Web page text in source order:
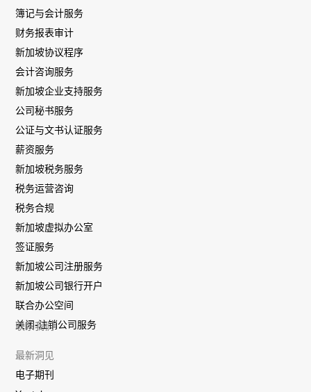
簿记与会计服务
财务报表审计
新加坡协议程序
会计咨询服务
新加坡企业支持服务
公司秘书服务
公证与文书认证服务
薪资服务
新加坡税务服务
税务运营咨询
税务合规
新加坡虚拟办公室
签证服务
新加坡公司注册服务
新加坡公司银行开户
联合办公空间
关闭-注销公司服务
联系我们
最新洞见
电子期刊